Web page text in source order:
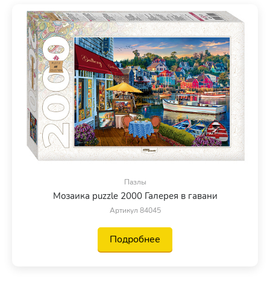
Пазлы
Мозаика puzzle 2000 Галерея в гавани
Артикул 84045
Подробнее